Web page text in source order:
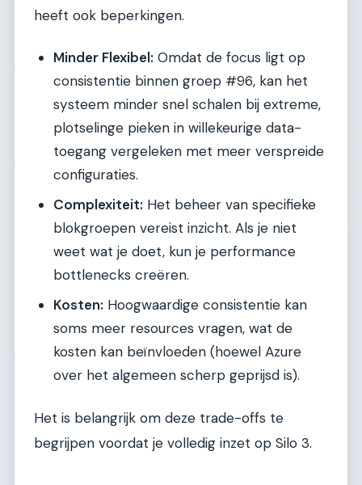
heeft ook beperkingen.
Minder Flexibel: Omdat de focus ligt op
consistentie binnen groep #96, kan het
systeem minder snel schalen bij extreme,
plotselinge pieken in willekeurige data-
toegang vergeleken met meer verspreide
configuraties.
Complexiteit: Het beheer van specifieke
blokgroepen vereist inzicht. Als je niet
weet wat je doet, kun je performance
bottlenecks creëren.
Kosten: Hoogwaardige consistentie kan
soms meer resources vragen, wat de
kosten kan beïnvloeden (hoewel Azure
over het algemeen scherp geprijsd is).
Het is belangrijk om deze trade-offs te
begrijpen voordat je volledig inzet op Silo 3.